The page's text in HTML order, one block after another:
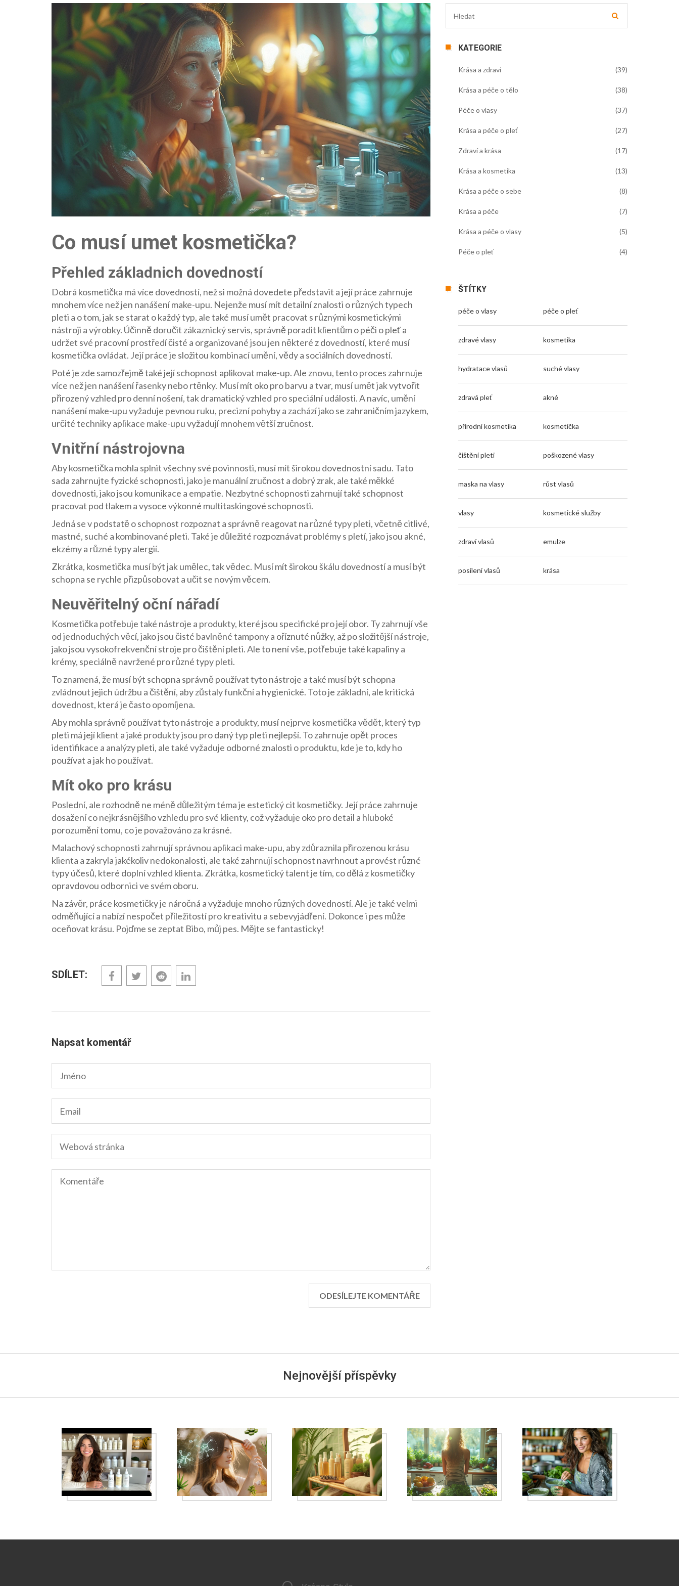
Co musí umet kosmetička?
Přehled základnich dovedností
Dobrá kosmetička má více dovedností, než si možná dovedete představit a její práce zahrnuje
mnohem více než jen nanášení make-upu. Nejenže musí mít detailní znalosti o různých typech
pleti a o tom, jak se starat o každý typ, ale také musí umět pracovat s různými kosmetickými
nástroji a výrobky. Účinně doručit zákaznický servis, správně poradit klientům o péči o pleť a
udržet své pracovní prostředí čisté a organizované jsou jen některé z dovedností, které musí
kosmetička ovládat. Její práce je složitou kombinací umění, vědy a sociálních dovedností.
Poté je zde samozřejmě také její schopnost aplikovat make-up. Ale znovu, tento proces zahrnuje
více než jen nanášení řasenky nebo rtěnky. Musí mít oko pro barvu a tvar, musí umět jak vytvořit
přirozený vzhled pro denní nošení, tak dramatický vzhled pro speciální události. A navíc, umění
nanášení make-upu vyžaduje pevnou ruku, precizní pohyby a zachází jako se zahraničním jazykem,
určité techniky aplikace make-upu vyžadují mnohem větší zručnost.
Vnitřní nástrojovna
Aby kosmetička mohla splnit všechny své povinnosti, musí mít širokou dovednostní sadu. Tato
sada zahrnujte fyzické schopnosti, jako je manuální zručnost a dobrý zrak, ale také měkké
dovednosti, jako jsou komunikace a empatie. Nezbytné schopnosti zahrnují také schopnost
pracovat pod tlakem a vysoce výkonné multitaskingové schopnosti.
Jedná se v podstatě o schopnost rozpoznat a správně reagovat na různé typy pleti, včetně citlivé,
mastné, suché a kombinované pleti. Také je důležité rozpoznávat problémy s pletí, jako jsou akné,
ekzémy a různé typy alergií.
Zkrátka, kosmetička musí být jak umělec, tak vědec. Musí mít širokou škálu dovedností a musí být
schopna se rychle přizpůsobovat a učit se novým věcem.
Neuvěřitelný oční nářadí
Kosmetička potřebuje také nástroje a produkty, které jsou specifické pro její obor. Ty zahrnují vše
od jednoduchých věcí, jako jsou čisté bavlněné tampony a oříznuté nůžky, až po složitější nástroje,
jako jsou vysokofrekvenční stroje pro čištění pleti. Ale to není vše, potřebuje také kapaliny a
krémy, speciálně navržené pro různé typy pleti.
To znamená, že musí být schopna správně používat tyto nástroje a také musí být schopna
zvládnout jejich údržbu a čištění, aby zůstaly funkční a hygienické. Toto je základní, ale kritická
dovednost, která je často opomíjena.
Aby mohla správně používat tyto nástroje a produkty, musí nejprve kosmetička vědět, který typ
pleti má její klient a jaké produkty jsou pro daný typ pleti nejlepší. To zahrnuje opět proces
identifikace a analýzy pleti, ale také vyžaduje odborné znalosti o produktu, kde je to, kdy ho
používat a jak ho používat.
Mít oko pro krásu
Poslední, ale rozhodně ne méně důležitým téma je estetický cit kosmetičky. Její práce zahrnuje
dosažení co nejkrásnějšího vzhledu pro své klienty, což vyžaduje oko pro detail a hluboké
porozumění tomu, co je považováno za krásné.
Malachový schopnosti zahrnují správnou aplikaci make-upu, aby zdůraznila přirozenou krásu
klienta a zakryla jakékoliv nedokonalosti, ale také zahrnují schopnost navrhnout a provést různé
typy účesů, které doplní vzhled klienta. Zkrátka, kosmetický talent je tím, co dělá z kosmetičky
opravdovou odbornici ve svém oboru.
Na závěr, práce kosmetičky je náročná a vyžaduje mnoho různých dovedností. Ale je také velmi
odměňující a nabízí nespočet příležitostí pro kreativitu a sebevyjádření. Dokonce i pes může
oceňovat krásu. Pojďme se zeptat Bibo, můj pes. Mějte se fantasticky!
SDÍLET:
Napsat komentář
KATEGORIE
Krása a zdraví (39)
Krása a péče o tělo (38)
Péče o vlasy (37)
Krása a péče o pleť (27)
Zdraví a krása (17)
Krása a kosmetika (13)
Krása a péče o sebe (8)
Krása a péče (7)
Krása a péče o vlasy (5)
Péče o pleť (4)
ŠTÍTKY
péče o vlasy péče o pleť
zdravé vlasy kosmetika
hydratace vlasů suché vlasy
zdravá pleť akné
přírodní kosmetika kosmetička
čištění pleti poškozené vlasy
maska na vlasy růst vlasů
vlasy kosmetické služby
zdraví vlasů emulze
posílení vlasů krása
Nejnovější příspěvky